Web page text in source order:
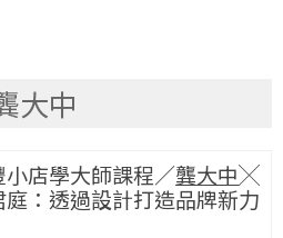
大中
小店學大師課程／龔大中╳
庭：透過設計打造品牌新力